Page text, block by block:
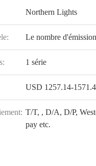
Northern Lights
Le nombre
1 série
USD 1257.14-
T/T, , D/A, D/P,
pay etc.